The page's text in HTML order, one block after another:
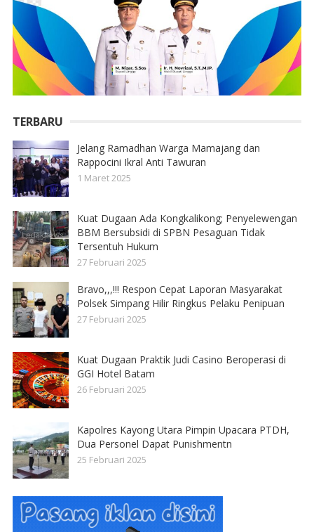
TERBARU
Jelang Ramadhan Warga Mamajang dan
Rappocini Ikral Anti Tawuran
1 Maret 2025
Kuat Dugaan Ada Kongkalikong; Penyelewengan
BBM Bersubsidi di SPBN Pesaguan Tidak
Tersentuh Hukum
27 Februari 2025
Bravo,,,!!! Respon Cepat Laporan Masyarakat
Polsek Simpang Hilir Ringkus Pelaku Penipuan
27 Februari 2025
Kuat Dugaan Praktik Judi Casino Beroperasi di
GGI Hotel Batam
26 Februari 2025
Kapolres Kayong Utara Pimpin Upacara PTDH,
Dua Personel Dapat Punishmentn
25 Februari 2025